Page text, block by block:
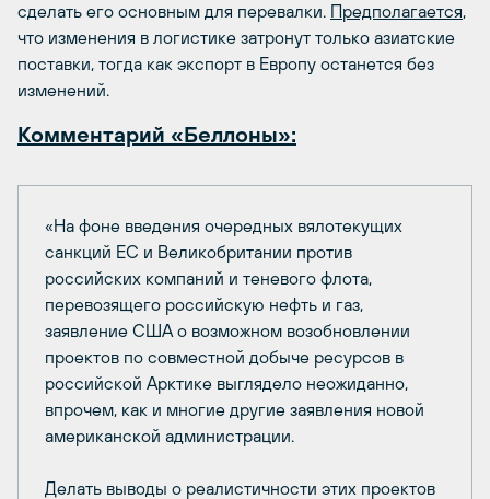
сделать его основным для перевалки. Предполагается,
что изменения в логистике затронут только азиатские
поставки, тогда как экспорт в Европу останется без
изменений.
Комментарий «Беллоны»:
«На фоне введения очередных вялотекущих
санкций ЕС и Великобритании против
российских компаний и теневого флота,
перевозящего российскую нефть и газ,
заявление США о возможном возобновлении
проектов по совместной добыче ресурсов в
российской Арктике выглядело неожиданно,
впрочем, как и многие другие заявления новой
американской администрации.
Делать выводы о реалистичности этих проектов